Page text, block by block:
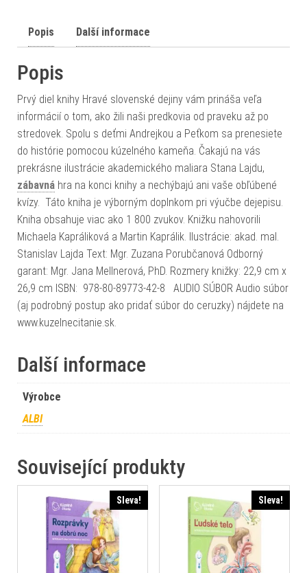
Popis Další informace
Popis
Prvý diel knihy Hravé slovenské dejiny vám prináša veľa
informácií o tom, ako žili naši predkovia od praveku až po
stredovek. Spolu s deťmi Andrejkou a Peťkom sa prenesiete
do histórie pomocou kúzelného kameňa. Čakajú na vás
prekrásne ilustrácie akademického maliara Stana Lajdu,
zábavná hra na konci knihy a nechýbajú ani vaše obľúbené
kvízy. Táto kniha je výborným doplnkom pri výučbe dejepisu.
Kniha obsahuje viac ako 1 800 zvukov. Knižku nahovorili
Michaela Kapráliková a Martin Kaprálik. Ilustrácie: akad. mal.
Stanislav Lajda Text: Mgr. Zuzana Porubčanová Odborný
garant: Mgr. Jana Mellnerová, PhD. Rozmery knižky: 22,9 cm x
26,9 cm ISBN: 978-80-89773-42-8 AUDIO SÚBOR Audio súbor
(aj podrobný postup ako pridať súbor do ceruzky) nájdete na
www.kuzelnecitanie.sk.
Další informace
Výrobce
ALBI
Související produkty
Sleva! Sleva!